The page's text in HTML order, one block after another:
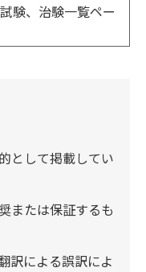
験、治験一覧ペー
として掲載してい
または保証するも
訳による誤訳によ